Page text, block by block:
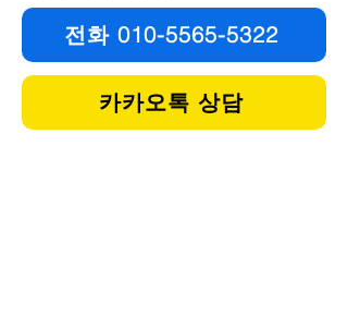
전화 010-5565-5322
카카오톡 상담